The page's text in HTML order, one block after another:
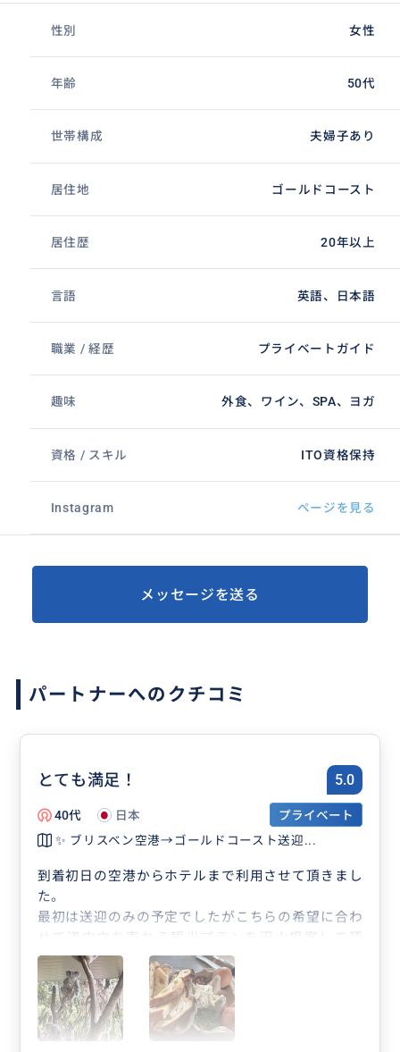
性別 女性
年齢 50代
世帯構成 夫婦子あり
居住地 ゴールドコースト
居住歴 20年以上
言語 英語、日本語
職業 / 経歴 プライベートガイド
趣味 外食、ワイン、SPA、ヨガ
資格 / スキル ITO資格保持
Instagram ページを見る
メッセージを送る
パートナーへのクチコミ
とても満足！ 5.0
40代 日本
プライベート
✨ ブリスベン空港→ゴールドコースト送迎...
到着初日の空港からホテルまで利用させて頂きまし
た。
最初は送迎のみの予定でしたがこちらの希望に合わ
せて道中立ち寄れる観光プランを沢山提案して頂
き、到着初日から大変充実した1日を過ごすことが
できました。
ガイドのcocoさんはとても親しみやすく知識豊富
な方で、現地での過ごし方も色々助言くださり大変
助かりました。